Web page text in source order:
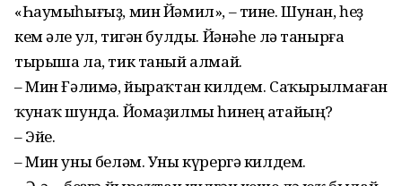
«Һаумыһығыҙ, мин Йәмил», – тине. Шунан, һеҙ
кем әле ул, тигән булды. Йәнәһе лә танырға
тырыша ла, тик таный алмай.
– Мин Ғәлимә, йыраҡтан килдем. Саҡырылмаған
ҡунаҡ шунда. Йомаҙилмы һинең атайың?
– Эйе.
– Мин уны беләм. Уны күрергә килдем.